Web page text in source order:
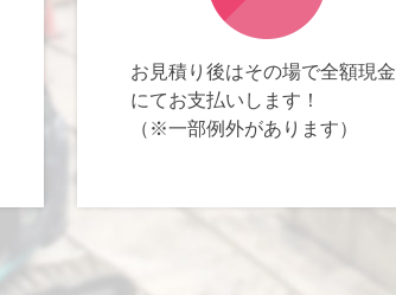
お見積り後はその場で全額現金
にてお支払いします！
（※一部例外があります）